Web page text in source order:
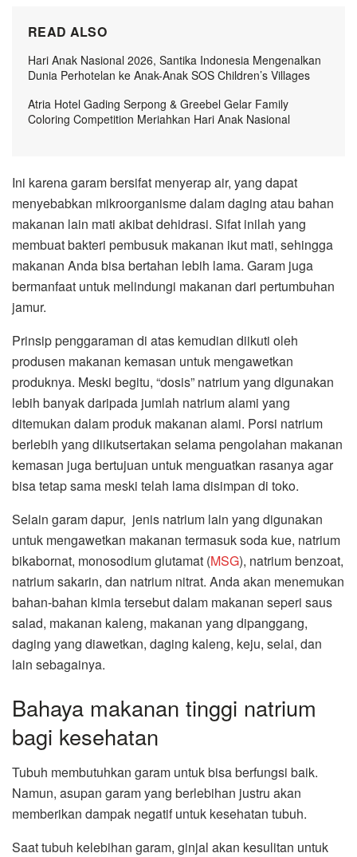
READ ALSO
Hari Anak Nasional 2026, Santika Indonesia Mengenalkan
Dunia Perhotelan ke Anak-Anak SOS Children’s Villages
Atria Hotel Gading Serpong & Greebel Gelar Family
Coloring Competition Meriahkan Hari Anak Nasional
Ini karena garam bersifat menyerap air, yang dapat
menyebabkan mikroorganisme dalam daging atau bahan
makanan lain mati akibat dehidrasi. Sifat inilah yang
membuat bakteri pembusuk makanan ikut mati, sehingga
makanan Anda bisa bertahan lebih lama. Garam juga
bermanfaat untuk melindungi makanan dari pertumbuhan
jamur.
Prinsip penggaraman di atas kemudian diikuti oleh
produsen makanan kemasan untuk mengawetkan
produknya. Meski begitu, “dosis” natrium yang digunakan
lebih banyak daripada jumlah natrium alami yang
ditemukan dalam produk makanan alami. Porsi natrium
berlebih yang diikutsertakan selama pengolahan makanan
kemasan juga bertujuan untuk menguatkan rasanya agar
bisa tetap sama meski telah lama disimpan di toko.
Selain garam dapur, jenis natrium lain yang digunakan
untuk mengawetkan makanan termasuk soda kue, natrium
bikabornat, monosodium glutamat (MSG), natrium benzoat,
natrium sakarin, dan natrium nitrat. Anda akan menemukan
bahan-bahan kimia tersebut dalam makanan seperi saus
salad, makanan kaleng, makanan yang dipanggang,
daging yang diawetkan, daging kaleng, keju, selai, dan
lain sebagainya.
Bahaya makanan tinggi natrium
bagi kesehatan
Tubuh membutuhkan garam untuk bisa berfungsi baik.
Namun, asupan garam yang berlebihan justru akan
memberikan dampak negatif untuk kesehatan tubuh.
Saat tubuh kelebihan garam, ginjal akan kesulitan untuk